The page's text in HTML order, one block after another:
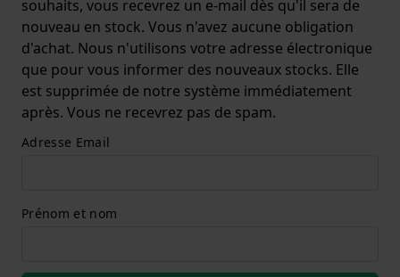
souhaits, vous recevrez un e-mail dès qu'il sera de
nouveau en stock. Vous n'avez aucune obligation
d'achat. Nous n'utilisons votre adresse électronique
que pour vous informer des nouveaux stocks. Elle
est supprimée de notre système immédiatement
après. Vous ne recevrez pas de spam.
Adresse Email
Prénom et nom